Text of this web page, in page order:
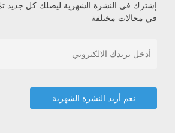
إشترك في النشرة الشهرية ليصلك كل جديد
في مجالات مختلفة